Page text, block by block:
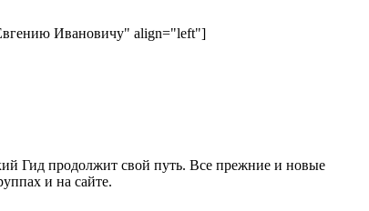
Ивановичу" align="left"]
Гид продолжит свой путь. Все прежние и новые
и на сайте.